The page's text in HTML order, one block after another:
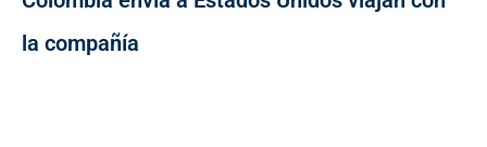
la compañía